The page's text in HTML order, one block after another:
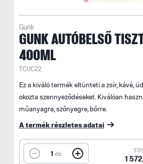
Gunk
GUNK AUTÓBELSŐ
400ML
TCUC22
Ez a kiváló termék eltünteti a zsír, kávé,
okozta szennyeződéseket. Kiválóan
műanyagra, szőnyegre, bőrre.
A termék részletes adatai
1 db 1